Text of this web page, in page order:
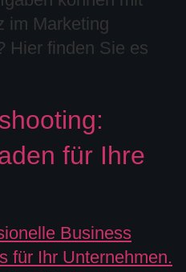
im Marketing
Hier finden Sie es
für Ihre